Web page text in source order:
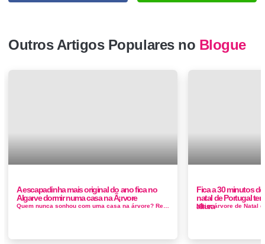
Outros Artigos Populares no Blogue
A escapadinha mais original do ano fica no
Algarve dormir numa casa na Ã¡rvore
Fica a 30 minutos
natal de Portugal
altura